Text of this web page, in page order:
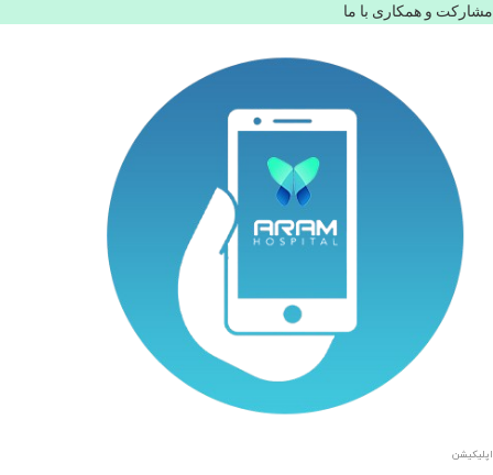
مشاركت و همكاری با ما
اپلیکیشن